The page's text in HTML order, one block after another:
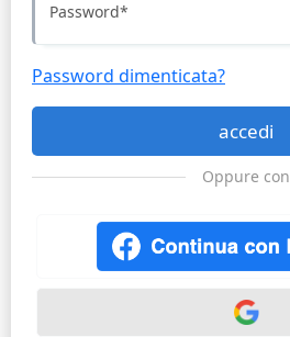
Password*
Password dimenticata?
accedi
Oppure con